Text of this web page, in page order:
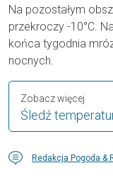
Na pozostałym
przekroczy -10°C.
końca tygodnia
nocnych.
Śledź
Zobacz więcej
Redakcja Pogoda &